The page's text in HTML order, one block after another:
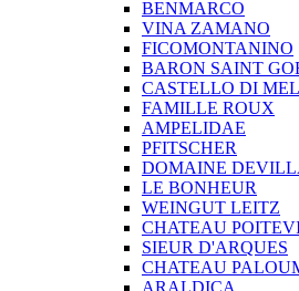
BENMARCO
VINA ZAMANO
FICOMONTANINO
BARON SAINT
CASTELLO DI
FAMILLE ROUX
AMPELIDAE
PFITSCHER
DOMAINE
LE BONHEUR
WEINGUT LEITZ
CHATEAU
SIEUR D'ARQUES
CHATEAU
ARALDICA